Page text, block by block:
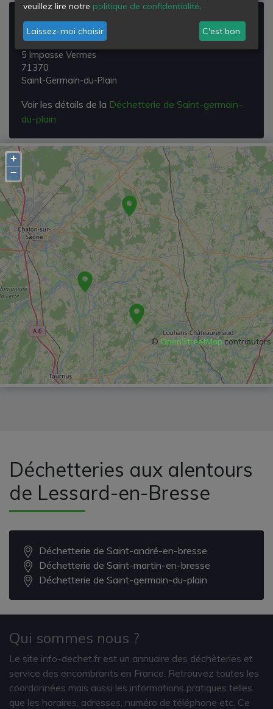
Déchetterie de Saint-germain-du-plain
Za
5 Impasse Vermes
71370
Saint-Germain-du-Plain
Voir les détails de la Déchetterie de Saint-germain-
du-plain
+
−
©OpenStreetMapcontributors
Déchetteries aux alentours
de Lessard-en-Bresse
Déchetterie de Saint-andré-en-bresse
Déchetterie de Saint-martin-en-bresse
Déchetterie de Saint-germain-du-plain
Qui sommes nous ?
Le site info-dechet.fr est un annuaire des déchèteries et
service des encombrants en France. Retrouvez toutes les
coordonnées mais aussi les informations pratiques telles
que les horaires, adresses, numéro de téléphone etc. Ce
veuillez lire notre politique de confidentialité.
Laissez-moi choisir C'est bon.